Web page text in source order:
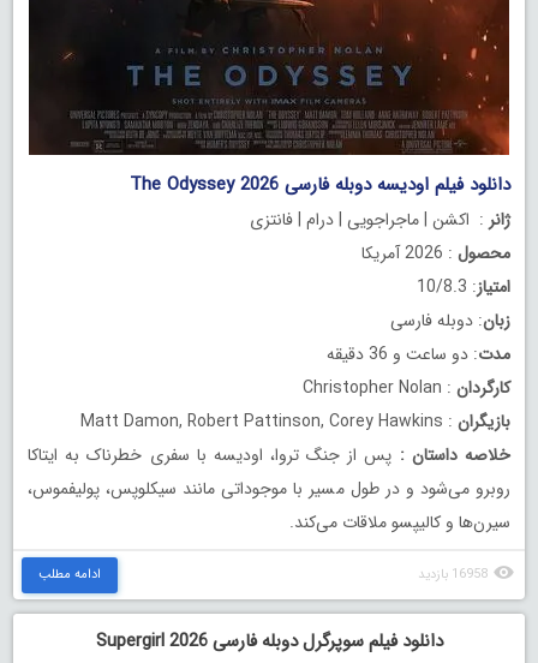
دانلود فیلم اودیسه دوبله فارسی The Odyssey 2026
ژانر : اکشن | ماجراجویی | درام | فانتزی
محصول : 2026 آمریکا
امتیاز: 10/8.3
زبان: دوبله فارسی
مدت: دو ساعت و 36 دقیقه
کارگردان : Christopher Nolan
بازیگران : Matt Damon, Robert Pattinson, Corey Hawkins
خلاصه داستان : پس از جنگ تروا، اودیسه با سفری خطرناک به ایتاکا
روبرو می‌شود و در طول مسیر با موجوداتی مانند سیکلوپس، پولیفموس،
سیرن‌ها و کالیپسو ملاقات می‌کند.
16958 بازدید ادامه مطلب
دانلود فیلم سوپرگرل دوبله فارسی Supergirl 2026